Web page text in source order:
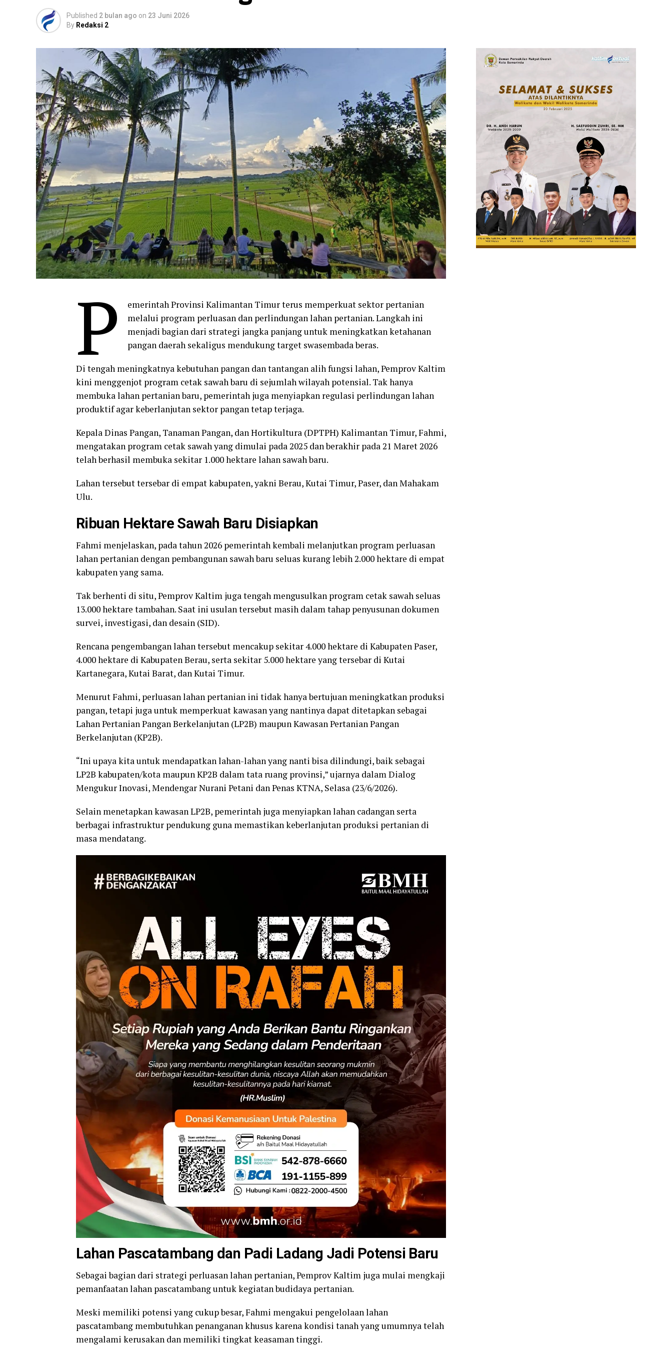
Published 2 bulan ago on 23 Juni 2026
By Redaksi 2
P
emerintah Provinsi Kalimantan Timur terus memperkuat sektor pertanian
melalui program perluasan dan perlindungan lahan pertanian. Langkah ini
menjadi bagian dari strategi jangka panjang untuk meningkatkan ketahanan
pangan daerah sekaligus mendukung target swasembada beras.
Di tengah meningkatnya kebutuhan pangan dan tantangan alih fungsi lahan, Pemprov Kaltim
kini menggenjot program cetak sawah baru di sejumlah wilayah potensial. Tak hanya
membuka lahan pertanian baru, pemerintah juga menyiapkan regulasi perlindungan lahan
produktif agar keberlanjutan sektor pangan tetap terjaga.
Kepala Dinas Pangan, Tanaman Pangan, dan Hortikultura (DPTPH) Kalimantan Timur, Fahmi,
mengatakan program cetak sawah yang dimulai pada 2025 dan berakhir pada 21 Maret 2026
telah berhasil membuka sekitar 1.000 hektare lahan sawah baru.
Lahan tersebut tersebar di empat kabupaten, yakni Berau, Kutai Timur, Paser, dan Mahakam
Ulu.
Ribuan Hektare Sawah Baru Disiapkan
Fahmi menjelaskan, pada tahun 2026 pemerintah kembali melanjutkan program perluasan
lahan pertanian dengan pembangunan sawah baru seluas kurang lebih 2.000 hektare di empat
kabupaten yang sama.
Tak berhenti di situ, Pemprov Kaltim juga tengah mengusulkan program cetak sawah seluas
13.000 hektare tambahan. Saat ini usulan tersebut masih dalam tahap penyusunan dokumen
survei, investigasi, dan desain (SID).
Rencana pengembangan lahan tersebut mencakup sekitar 4.000 hektare di Kabupaten Paser,
4.000 hektare di Kabupaten Berau, serta sekitar 5.000 hektare yang tersebar di Kutai
Kartanegara, Kutai Barat, dan Kutai Timur.
Menurut Fahmi, perluasan lahan pertanian ini tidak hanya bertujuan meningkatkan produksi
pangan, tetapi juga untuk memperkuat kawasan yang nantinya dapat ditetapkan sebagai
Lahan Pertanian Pangan Berkelanjutan (LP2B) maupun Kawasan Pertanian Pangan
Berkelanjutan (KP2B).
“Ini upaya kita untuk mendapatkan lahan-lahan yang nanti bisa dilindungi, baik sebagai
LP2B kabupaten/kota maupun KP2B dalam tata ruang provinsi,” ujarnya dalam Dialog
Mengukur Inovasi, Mendengar Nurani Petani dan Penas KTNA, Selasa (23/6/2026).
Selain menetapkan kawasan LP2B, pemerintah juga menyiapkan lahan cadangan serta
berbagai infrastruktur pendukung guna memastikan keberlanjutan produksi pertanian di
masa mendatang.
Lahan Pascatambang dan Padi Ladang Jadi Potensi Baru
Sebagai bagian dari strategi perluasan lahan pertanian, Pemprov Kaltim juga mulai mengkaji
pemanfaatan lahan pascatambang untuk kegiatan budidaya pertanian.
Meski memiliki potensi yang cukup besar, Fahmi mengakui pengelolaan lahan
pascatambang membutuhkan penanganan khusus karena kondisi tanah yang umumnya telah
mengalami kerusakan dan memiliki tingkat keasaman tinggi.